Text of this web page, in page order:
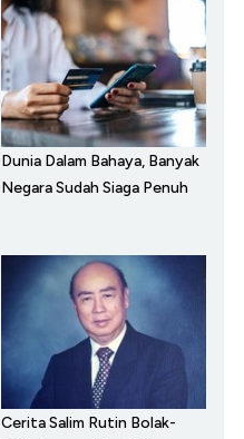
Dunia Dalam Bahaya, Banyak
Negara Sudah Siaga Penuh
Cerita Salim Rutin Bolak-